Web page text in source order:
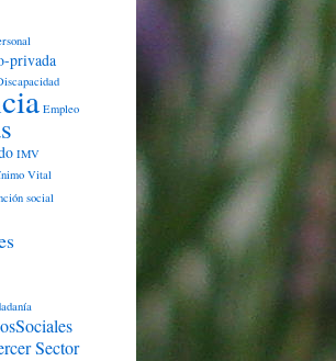
privada
Empleo
IMV
Vital
social
Sector